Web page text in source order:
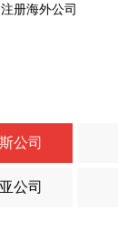
注册海外公司
公司
公司